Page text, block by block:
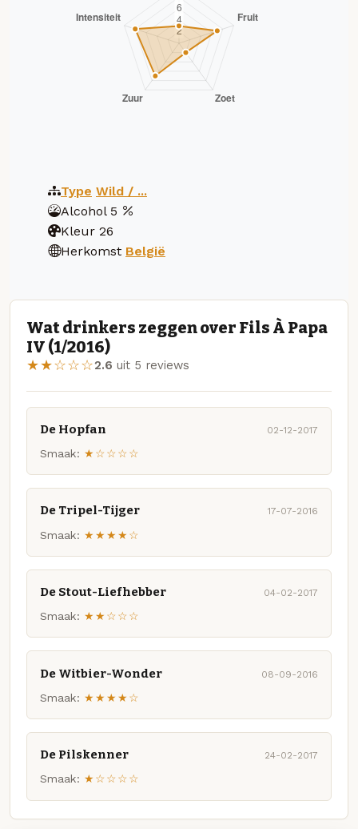
Type Wild / ...
Alcohol 5
Kleur 26
Herkomst België
Wat drinkers zeggen over Fils À Papa
IV (1/2016)
★★☆☆☆2.6 uit 5 reviews
De Hopfan 02-12-2017
Smaak: ★☆☆☆☆
De Tripel-Tijger 17-07-2016
Smaak: ★★★★☆
De Stout-Liefhebber 04-02-2017
Smaak: ★★☆☆☆
De Witbier-Wonder 08-09-2016
Smaak: ★★★★☆
De Pilskenner 24-02-2017
Smaak: ★☆☆☆☆